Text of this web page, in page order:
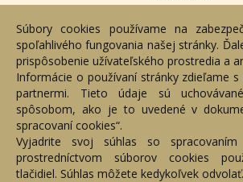
Cena:1 590 €
ZOBRAZIŤ
Súbory cookies používame na
spoľahlivého fungovania našej stránky.
prispôsobenie užívateľského prostredia a
Informácie o používaní stránky zdieľame s
partnermi. Tieto údaje sú
spôsobom, ako je to uvedené v
spracovaní cookies“.
Vyjadrite svoj súhlas so
prostredníctvom súborov cookies
tlačidiel. Súhlas môžete kedykoľvek odvolať.